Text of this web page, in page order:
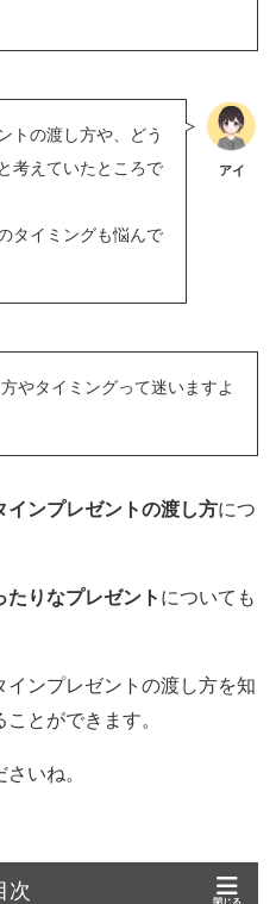
トの渡し方や、どう
考えていたところで
タイミングも悩んで
アイ
やタイミングって迷いますよ
インプレゼントの渡し方につ
りなプレゼント についても
ンプレゼントの渡し方を知
とができます。
いね。
次